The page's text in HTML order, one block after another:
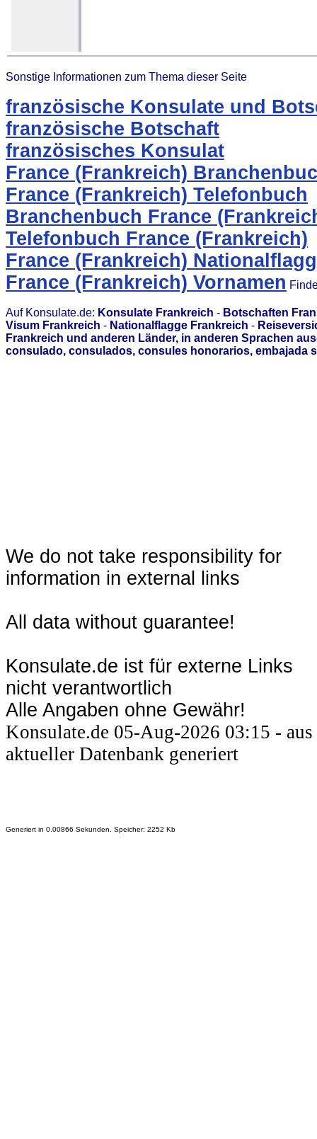
Sonstige Informationen zum Thema dieser Seite
französische Konsulate und
französische Botschaft
französisches Konsulat
France (Frankreich)
France (Frankreich) Telefonbuch
Branchenbuch France
Telefonbuch France (Frankreich)
France (Frankreich)
France (Frankreich) Vornamen
Auf Konsulate.de: Konsulate Frankreich - Botschaften
Visum Frankreich - Nationalflagge Frankreich -
Frankreich und anderen Länder, in anderen Sprachen
consulado, consulados, consules honorarios, embajada
We do not take responsibility for
information in external links
All data without guarantee!
Konsulate.de ist für externe Links
nicht verantwortlich
Alle Angaben ohne Gewähr!
Konsulate.de 05-Aug-2026 03:15 - aus
aktueller Datenbank generiert
Generiert in 0.00866 Sekunden. Speicher: 2252 Kb